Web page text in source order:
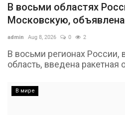
В восьми областях
Московскую,
admin Aug 8, 2026 0 2
В восьми регионах
область, введена ракетная
В мире